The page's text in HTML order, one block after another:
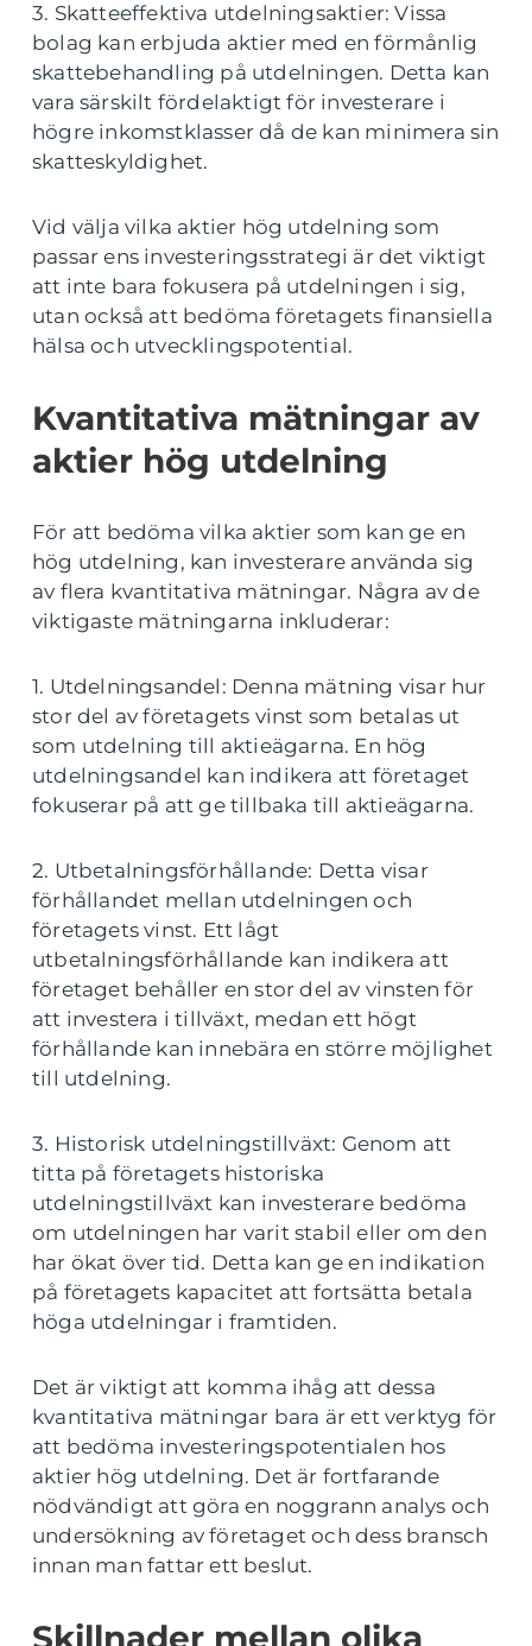
3. Skatteeffektiva utdelningsaktier: Vissa
bolag kan erbjuda aktier med en förmånlig
skattebehandling på utdelningen. Detta kan
vara särskilt fördelaktigt för investerare i
högre inkomstklasser då de kan minimera sin
skatteskyldighet.
Vid välja vilka aktier hög utdelning som
passar ens investeringsstrategi är det viktigt
att inte bara fokusera på utdelningen i sig,
utan också att bedöma företagets finansiella
hälsa och utvecklingspotential.
Kvantitativa mätningar av
aktier hög utdelning
För att bedöma vilka aktier som kan ge en
hög utdelning, kan investerare använda sig
av flera kvantitativa mätningar. Några av de
viktigaste mätningarna inkluderar:
1. Utdelningsandel: Denna mätning visar hur
stor del av företagets vinst som betalas ut
som utdelning till aktieägarna. En hög
utdelningsandel kan indikera att företaget
fokuserar på att ge tillbaka till aktieägarna.
2. Utbetalningsförhållande: Detta visar
förhållandet mellan utdelningen och
företagets vinst. Ett lågt
utbetalningsförhållande kan indikera att
företaget behåller en stor del av vinsten för
att investera i tillväxt, medan ett högt
förhållande kan innebära en större möjlighet
till utdelning.
3. Historisk utdelningstillväxt: Genom att
titta på företagets historiska
utdelningstillväxt kan investerare bedöma
om utdelningen har varit stabil eller om den
har ökat över tid. Detta kan ge en indikation
på företagets kapacitet att fortsätta betala
höga utdelningar i framtiden.
Det är viktigt att komma ihåg att dessa
kvantitativa mätningar bara är ett verktyg för
att bedöma investeringspotentialen hos
aktier hög utdelning. Det är fortfarande
nödvändigt att göra en noggrann analys och
undersökning av företaget och dess bransch
innan man fattar ett beslut.